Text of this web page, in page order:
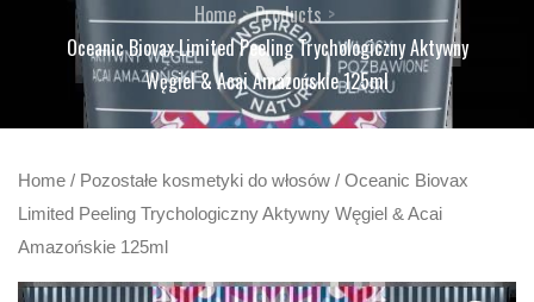
Home
Products
Oceanic Biovax Limited Peeling Trychologiczny Aktywny
Węgiel & Acai Amazońskie 125ml
Home / Pozostałe kosmetyki do włosów / Oceanic Biovax
Limited Peeling Trychologiczny Aktywny Węgiel & Acai
Amazońskie 125ml